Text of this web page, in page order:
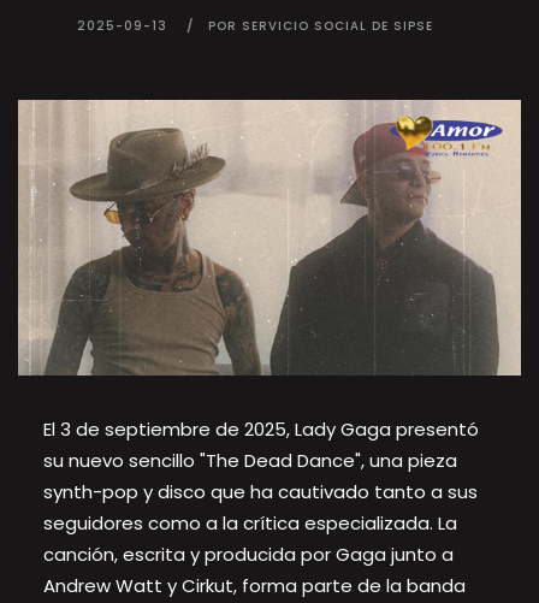
2025-09-13 POR SERVICIO SOCIAL DE SIPSE
El 3 de septiembre de 2025, Lady Gaga presentó
su nuevo sencillo "The Dead Dance", una pieza
synth-pop y disco que ha cautivado tanto a sus
seguidores como a la crítica especializada. La
canción, escrita y producida por Gaga junto a
Andrew Watt y Cirkut, forma parte de la banda